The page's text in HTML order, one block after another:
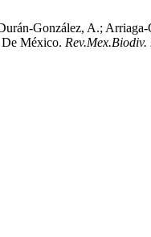
González, A.;
México. Rev.Mex.Biodiv.